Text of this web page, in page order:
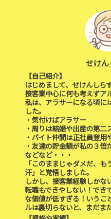
せけ
【自己紹介】
はじめまして、せけんしら
接客業中心に何も考えずア
私は、アラサーになる頃に
した。
・気付けばアラサー
・周りは結婚や出産の第二
・バイト仲間は正社員登用
・友達の貯金額が私の３倍
などなど・・・
「このままじゃダメだ、
汗」と覚悟しました。
しかし、接客業経験しかな
転職もできやしない！でき
な価値が低すぎる！いうこ
ルは裏切らないと、まだま